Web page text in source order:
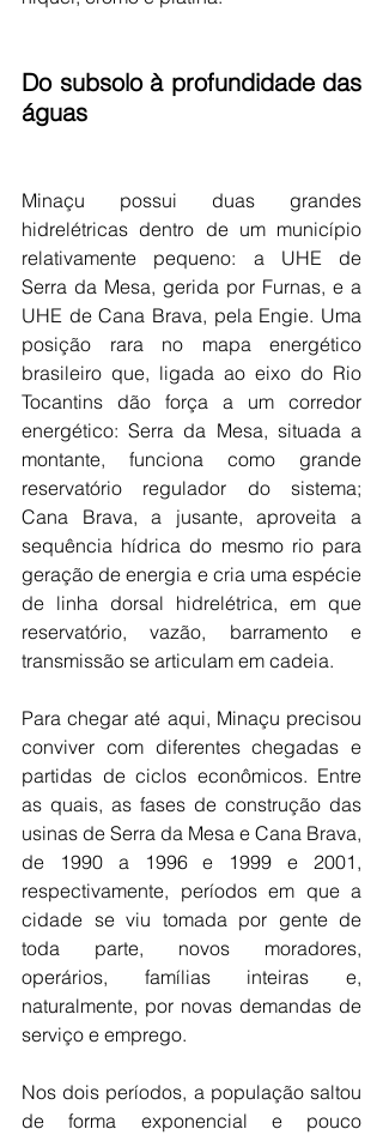
Do subsolo à profundidade das
águas
Minaçu possui duas grandes
hidrelétricas dentro de um município
relativamente pequeno: a UHE de
Serra da Mesa, gerida por Furnas, e a
UHE de Cana Brava, pela Engie. Uma
posição rara no mapa energético
brasileiro que, ligada ao eixo do Rio
Tocantins dão força a um corredor
energético: Serra da Mesa, situada a
montante, funciona como grande
reservatório regulador do sistema;
Cana Brava, a jusante, aproveita a
sequência hídrica do mesmo rio para
geração de energia e cria uma espécie
de linha dorsal hidrelétrica, em que
reservatório, vazão, barramento e
transmissão se articulam em cadeia.
Para chegar até aqui, Minaçu precisou
conviver com diferentes chegadas e
partidas de ciclos econômicos. Entre
as quais, as fases de construção das
usinas de Serra da Mesa e Cana Brava,
de 1990 a 1996 e 1999 e 2001,
respectivamente, períodos em que a
cidade se viu tomada por gente de
toda parte, novos moradores,
operários, famílias inteiras e,
naturalmente, por novas demandas de
serviço e emprego.
Nos dois períodos, a população saltou
de forma exponencial e pouco